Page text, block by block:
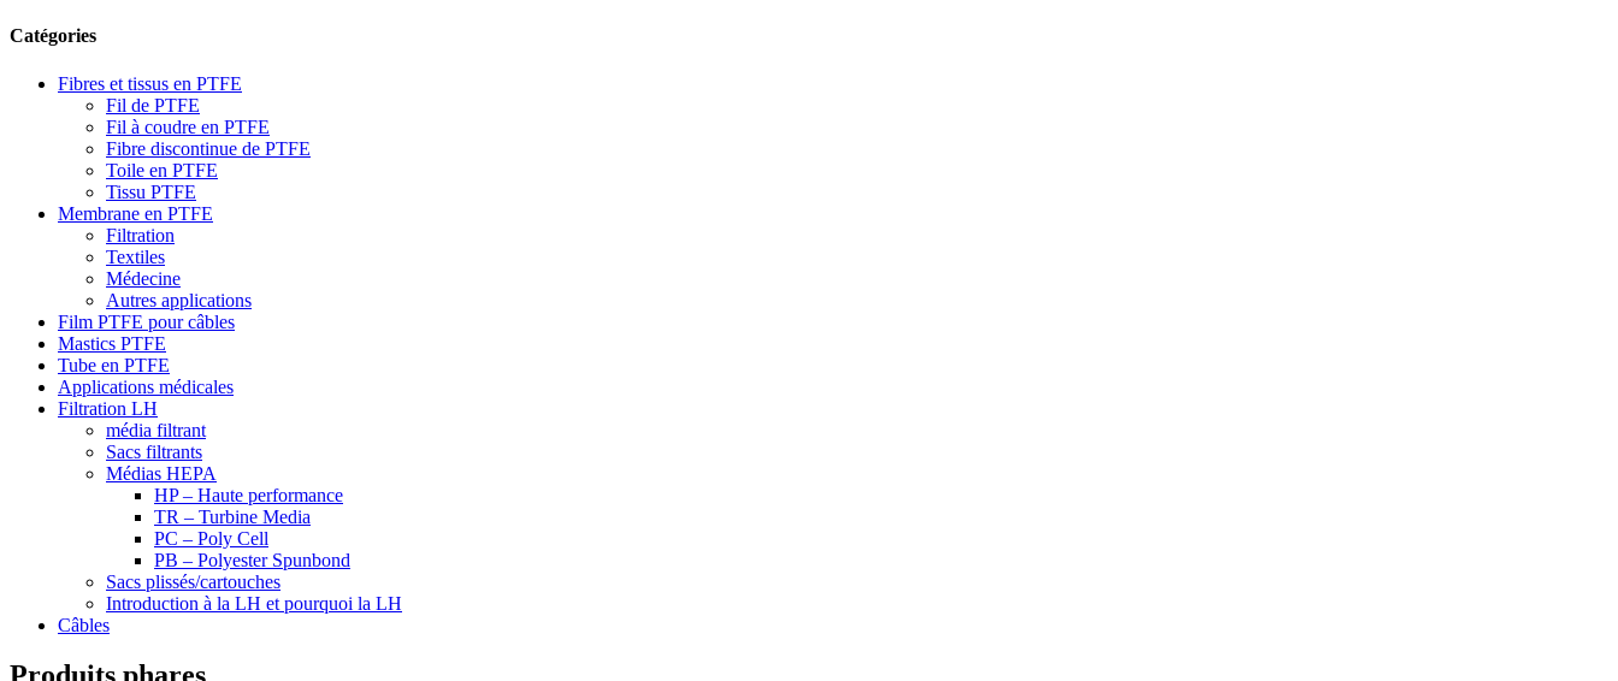
Catégories
Fibres et tissus en PTFE
Fil de PTFE
Fil à coudre en PTFE
Fibre discontinue de PTFE
Toile en PTFE
Tissu PTFE
Membrane en PTFE
Filtration
Textiles
Médecine
Autres applications
Film PTFE pour câbles
Mastics PTFE
Tube en PTFE
Applications médicales
Filtration LH
média filtrant
Sacs filtrants
Médias HEPA
HP – Haute performance
TR – Turbine Media
PC – Poly Cell
PB – Polyester Spunbond
Sacs plissés/cartouches
Introduction à la LH et pourquoi la LH
Câbles